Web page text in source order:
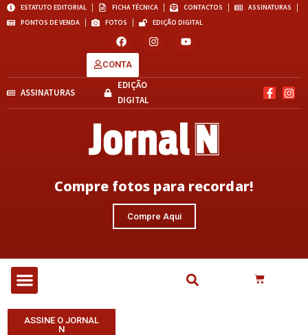
ESTATUTO EDITORIAL FICHA TÉCNICA CONTACTOS
ASSINATURAS
PONTOS DE VENDA
FOTOS EDIÇÃO DIGITAL
CONTA
ASSINATURAS
EDIÇÃO
DIGITAL
Compre fotos para recordar!
Compre Aqui
ASSINE O JORNAL
N